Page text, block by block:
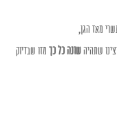
מאז הגן,
שתהיה שונה כל כך מזו שבדיוק